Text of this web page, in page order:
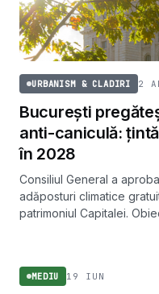
URBANISM & CLADIRI 2
București
anti-caniculă:
în 2028
Consiliul General a
adăposturi climatice
patrimoniul Capitalei.
MEDIU 19 IUN